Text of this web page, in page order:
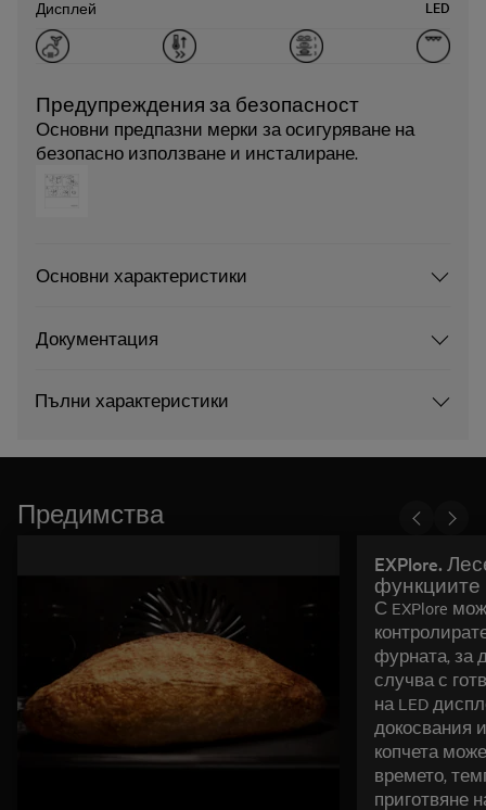
Дисплей LED
Предупреждения за безопасност
Основни предпазни мерки за осигуряване на
безопасно използване и инсталиране.
Основни характеристики
Документация
Пълни характеристики
Предимства
EXPlore.
С EXPlore
фурната, за
случва с
на LED
докосвания
копчета
времето,
приготвяне